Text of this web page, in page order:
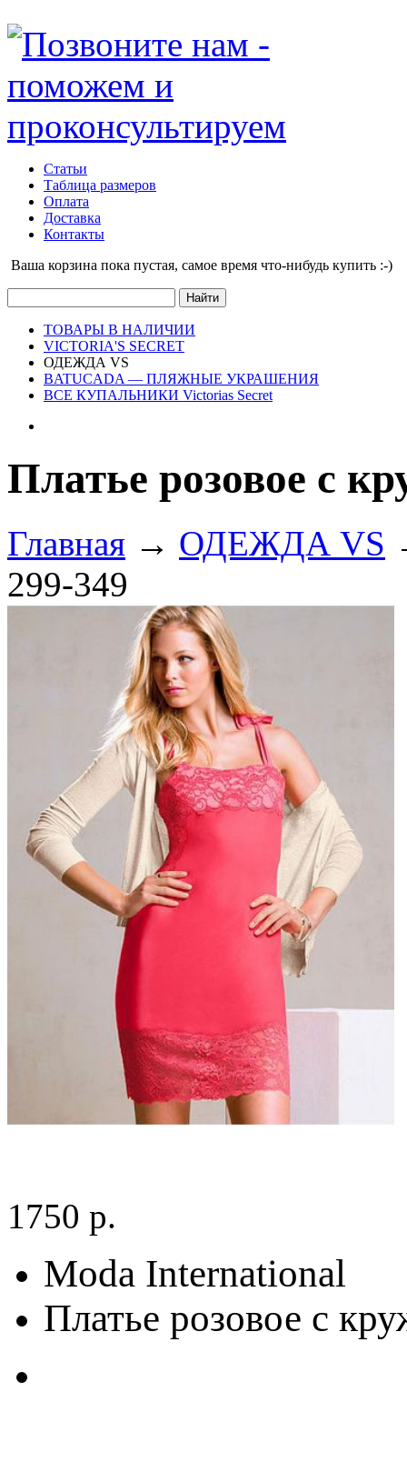
Статьи
Таблица размеров
Оплата
Доставка
Контакты
Ваша корзина пока пустая, cамое время что-нибудь купить :-)
ТОВАРЫ В НАЛИЧИИ
VICTORIA'S SECRET
ОДЕЖДА VS
BATUCADA — ПЛЯЖНЫЕ УКРАШЕНИЯ
ВСЕ КУПАЛЬНИКИ Victorias Secret
Платье розовое с
Главная → ОДЕЖДА VS
299-349
1750 р.
Moda International
Платье розовое с